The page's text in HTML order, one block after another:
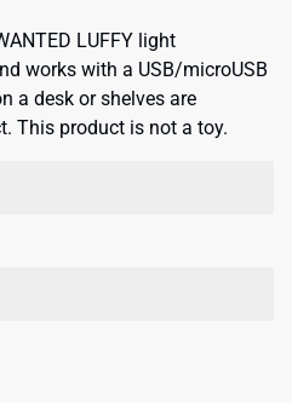
LUFFY light
works with a USB/microUSB
a desk or shelves are
This product is not a toy.